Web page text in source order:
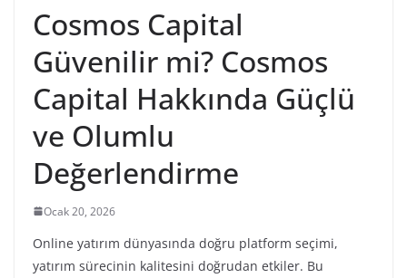
Cosmos Capital
Güvenilir mi? Cosmos
Capital Hakkında Güçlü
ve Olumlu
Değerlendirme
Ocak 20, 2026
Online yatırım dünyasında doğru platform seçimi,
yatırım sürecinin kalitesini doğrudan etkiler. Bu